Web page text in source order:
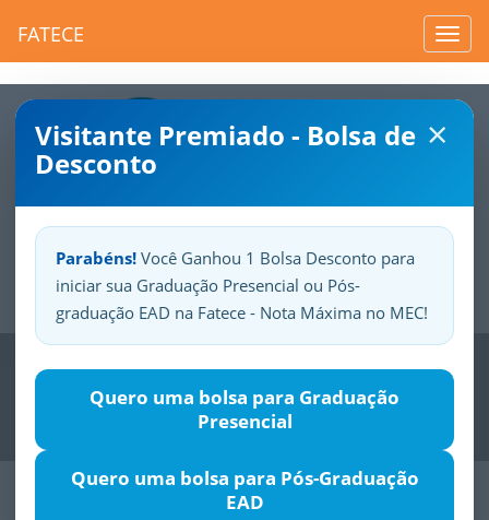
FATECE
×
Visitante Premiado - Bolsa de
Desconto
Parabéns! Você Ganhou 1 Bolsa Desconto para
iniciar sua Graduação Presencial ou Pós-
graduação EAD na Fatece - Nota Máxima no MEC!
Quero uma bolsa para Graduação
Presencial
Quero uma bolsa para Pós-Graduação
EAD
SuaFatece.Seuorgulho.
Previous